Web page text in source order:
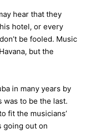
hear that they
hotel, or every
be fooled. Music
but the
in many years by
was to be the last.
fit the musicians’
going out on